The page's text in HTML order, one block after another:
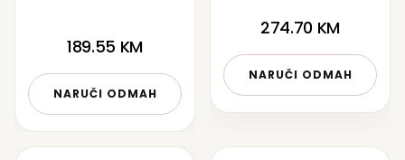
189.55 KM
NARUČI ODMAH
274.70 KM
NARUČI ODMAH